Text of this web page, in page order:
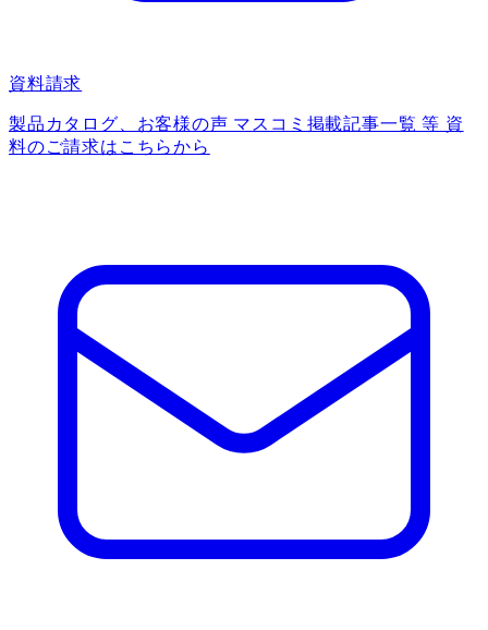
資料請求
製品カタログ、お客様の声 マスコミ掲載記事一覧 等 資
料のご請求はこちらから